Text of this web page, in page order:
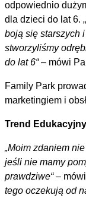
odpowiednio
dla dzieci do lat 6. „
boją się starszych
stworzyliśmy
do lat 6“– mówi
Family Park
marketingiem i
Trend Edukacyjny
„Moim zdaniem
jeśli nie mamy
prawdziwe“–
tego oczekują od